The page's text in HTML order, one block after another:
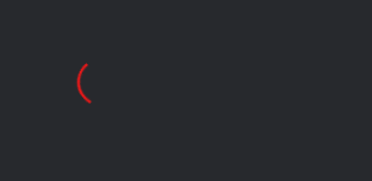
de todas as Mini Cabines!
encontrar mais coisas, temos